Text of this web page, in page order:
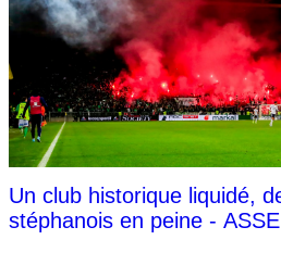
Un club historique liquidé,
stéphanois en peine - ASSE